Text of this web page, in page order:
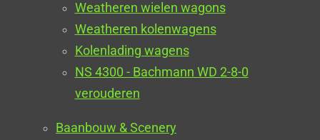
Weatheren wielen wagons
Weatheren kolenwagens
Kolenlading wagens
NS 4300 - Bachmann WD 2-8-0
verouderen
Baanbouw & Scenery